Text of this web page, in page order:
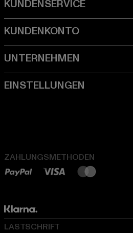
ZAHLUNGSMETHODEN
LASTSCHRIFT